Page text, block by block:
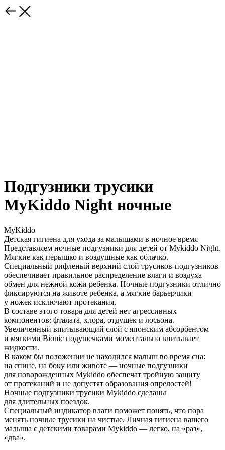
Подгузники трусики
MyKiddo Night ночные
MyKiddo
Детская гигиена для ухода за малышами в ночное время
Представляем ночные подгузники для детей от Mykiddo Night.
Мягкие как перышко и воздушные как облачко.
Специальный рифленый верхний слой трусиков-подгузников
обеспечивает правильное распределение влаги и воздуха
обмен для нежной кожи ребенка. Ночные подгузники отлично
фиксируются на животе ребенка, а мягкие барьерчики
у ножек исключают протекания.
В составе этого товара для детей нет агрессивных
компонентов: фталата, хлора, отдушек и лосьона.
Увеличенный впитывающий слой с японским абсорбентом
и мягкими Bionic подушечками моментально впитывает
жидкости.
В каком бы положении не находился малыш во время сна:
на спине, на боку или животе — ночные подгузники
для новорожденных Mykiddo обеспечат тройную защиту
от протеканий и не допустят образования опрелостей!
Ночные подгузники трусики Mykiddo сделаны
для длительных поездок.
Специальный индикатор влаги поможет понять, что пора
менять ночные трусики на чистые. Личная гигиена вашего
малыша с детскими товарами Mykiddo — легко, на «раз»,
«два».